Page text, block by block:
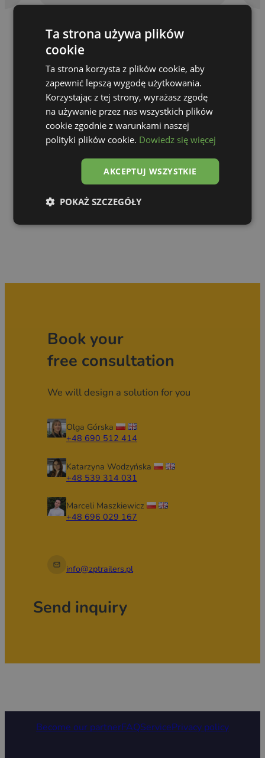
Book your
free consultation
We will design a solution for you
Olga Górska
+48 690 512 414
Katarzyna Wodzyńska
+48 539 314 031
Marceli Maszkiewicz
+48 696 029 167
info@zptrailers.pl
Send inquiry
Become our partnerFAQServicePrivacy policy
Ta strona używa plików
cookie
Ta strona korzysta z plików cookie, aby
zapewnić lepszą wygodę użytkowania.
Korzystając z tej strony, wyrażasz zgodę
na używanie przez nas wszystkich plików
cookie zgodnie z warunkami naszej
polityki plików cookie. Dowiedz się więcej
AKCEPTUJ WSZYSTKIE
POKAŻ SZCZEGÓŁY